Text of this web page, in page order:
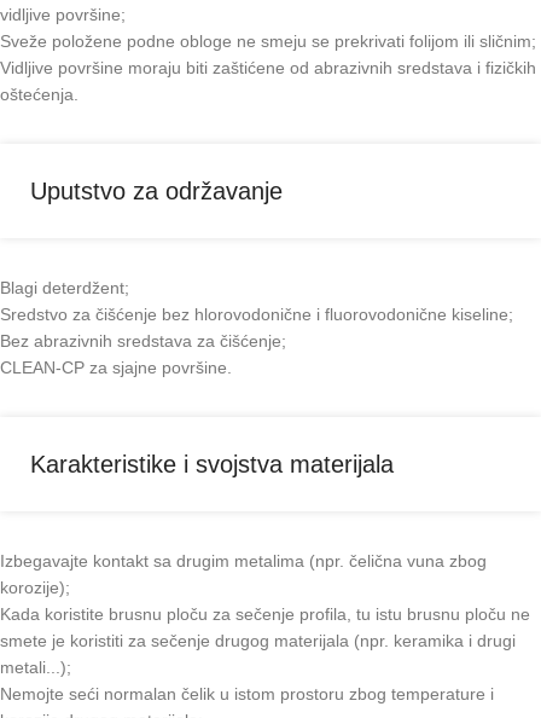
vidljive površine;
Sveže položene podne obloge ne smeju se prekrivati folijom ili sličnim;
Vidljive površine moraju biti zaštićene od abrazivnih sredstava i fizičkih
oštećenja.
Uputstvo za održavanje
Blagi deterdžent;
Sredstvo za čišćenje bez hlorovodonične i fluorovodonične kiseline;
Bez abrazivnih sredstava za čišćenje;
CLEAN-CP za sjajne površine.
Karakteristike i svojstva materijala
Izbegavajte kontakt sa drugim metalima (npr. čelična vuna zbog
korozije);
Kada koristite brusnu ploču za sečenje profila, tu istu brusnu ploču ne
smete je koristiti za sečenje drugog materijala (npr. keramika i drugi
metali...);
Nemojte seći normalan čelik u istom prostoru zbog temperature i